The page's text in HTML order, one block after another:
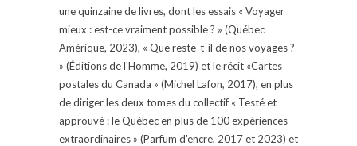
une quinzaine de livres, dont les essais « Voyager
mieux : est-ce vraiment possible ? » (Québec
Amérique, 2023), « Que reste-t-il de nos voyages ?
» (Éditions de l'Homme, 2019) et le récit «Cartes
postales du Canada » (Michel Lafon, 2017), en plus
de diriger les deux tomes du collectif « Testé et
approuvé : le Québec en plus de 100 expériences
extraordinaires » (Parfum d'encre, 2017 et 2023) et